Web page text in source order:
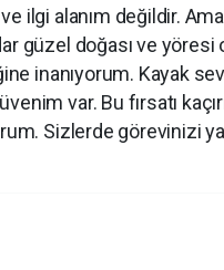
ilgi alanım değildir.
güzel doğası ve yöresi
inanıyorum. Kayak
var. Bu fırsatı
Sizlerde görevinizi